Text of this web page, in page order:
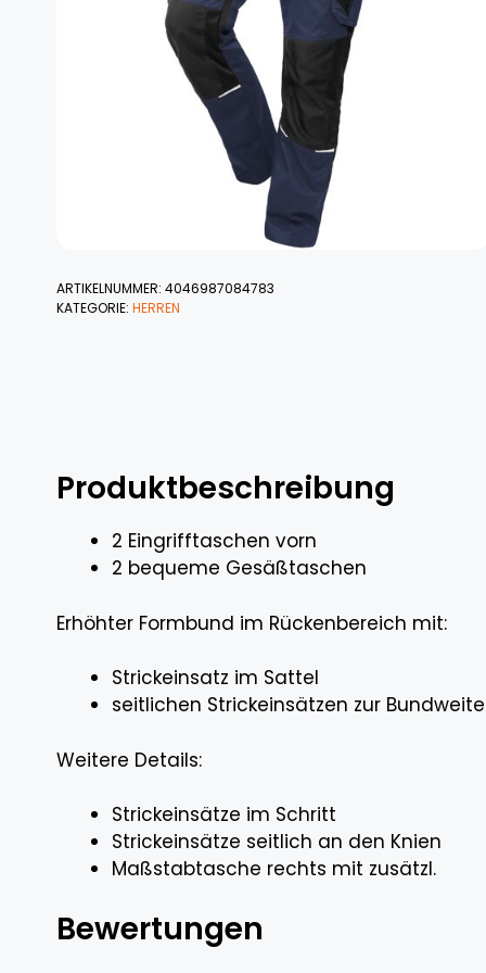
ARTIKELNUMMER: 4046987084783
KATEGORIE: HERREN
Produktbeschreibung
2 Eingrifftaschen vorn
2 bequeme Gesäßtaschen
Erhöhter Formbund im Rückenbereich mit:
Strickeinsatz im Sattel
seitlichen Strickeinsätzen zur
Weitere Details:
Strickeinsätze im Schritt
Strickeinsätze seitlich an den Knien
Maßstabtasche rechts mit zusätzl.
Bewertungen